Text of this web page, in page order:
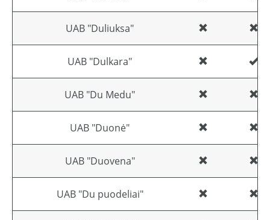
UAB "Duliuksa"
UAB "Dulkara"
UAB "Du Medu"
UAB "Duonė"
UAB "Duovena"
UAB "Du puodeliai"